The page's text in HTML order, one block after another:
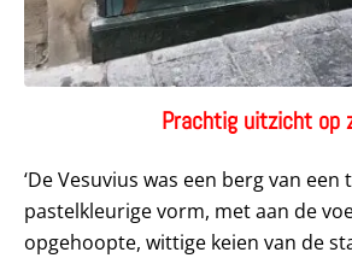
Prachtig uitzicht op
‘De Vesuvius was een berg van een
pastelkleurige vorm, met aan de
opgehoopte, wittige keien van de